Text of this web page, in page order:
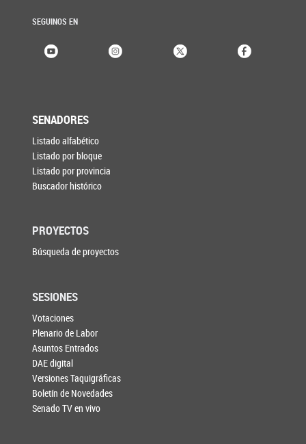
SEGUINOS EN
SENADORES
Listado alfabético
Listado por bloque
Listado por provincia
Buscador histórico
PROYECTOS
Búsqueda de proyectos
SESIONES
Votaciones
Plenario de Labor
Asuntos Entrados
DAE digital
Versiones Taquigráficas
Boletín de Novedades
Senado TV en vivo